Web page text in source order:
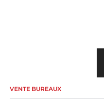
VENTE BUREAUX